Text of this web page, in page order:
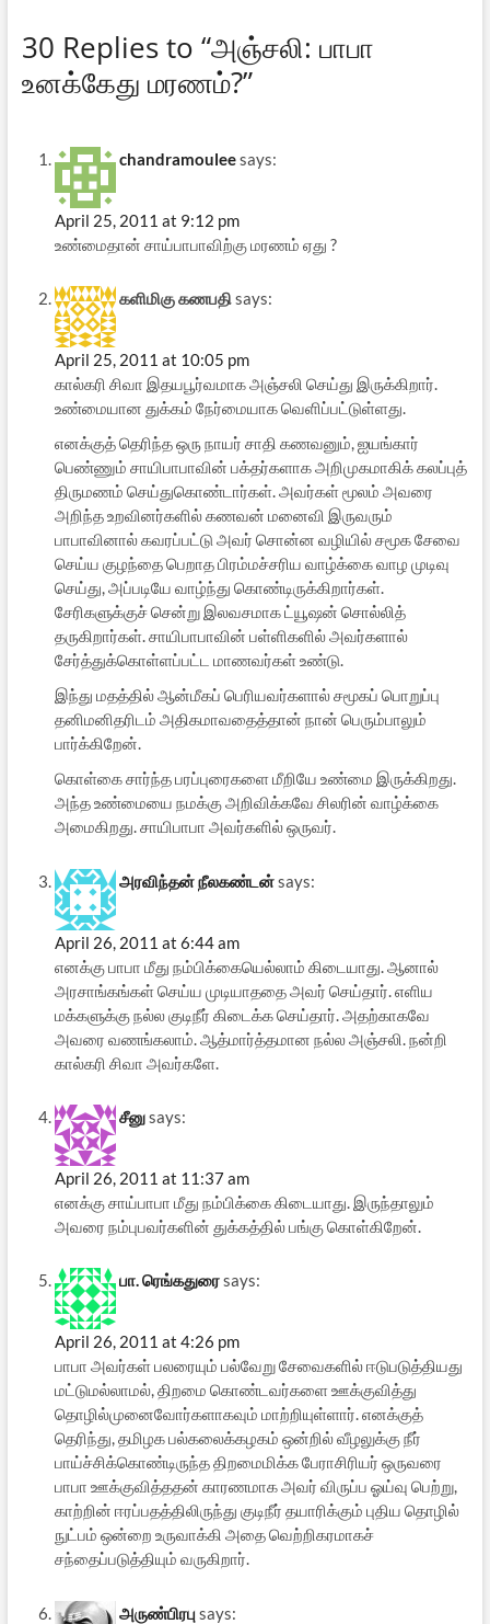
30 Replies to “அஞ்சலி: பாபா
உனக்கேது மரணம்?”
chandramouleesays:
April 25, 2011 at 9:12 pm
உண்மைதான் சாய்பாபாவிற்கு மரணம் ஏது ?
களிமிகு கணபதிsays:
April 25, 2011 at 10:05 pm
கால்கரி சிவா இதயபூர்வமாக அஞ்சலி செய்து இருக்கிறார்.
உண்மையான துக்கம் நேர்மையாக வெளிப்பட்டுள்ளது.
எனக்குத் தெரிந்த ஒரு நாயர் சாதி கணவனும், ஐயங்கார்
பெண்ணும் சாயிபாபாவின் பக்தர்களாக அறிமுகமாகிக் கலப்புத்
திருமணம் செய்துகொண்டார்கள். அவர்கள் மூலம் அவரை
அறிந்த உறவினர்களில் கணவன் மனைவி இருவரும்
பாபாவினால் கவரப்பட்டு அவர் சொன்ன வழியில் சமூக சேவை
செய்ய குழந்தை பெறாத பிரம்மச்சரிய வாழ்க்கை வாழ முடிவு
செய்து, அப்படியே வாழ்ந்து கொண்டிருக்கிறார்கள்.
சேரிகளுக்குச் சென்று இலவசமாக ட்யூஷன் சொல்லித்
தருகிறார்கள். சாயிபாபாவின் பள்ளிகளில் அவர்களால்
சேர்த்துக்கொள்ளப்பட்ட மாணவர்கள் உண்டு.
இந்து மதத்தில் ஆன்மீகப் பெரியவர்களால் சமூகப் பொறுப்பு
தனிமனிதரிடம் அதிகமாவதைத்தான் நான் பெரும்பாலும்
பார்க்கிறேன்.
கொள்கை சார்ந்த பரப்புரைகளை மீறியே உண்மை இருக்கிறது.
அந்த உண்மையை நமக்கு அறிவிக்கவே சிலரின் வாழ்க்கை
அமைகிறது. சாயிபாபா அவர்களில் ஒருவர்.
அரவிந்தன் நீலகண்டன்says:
April 26, 2011 at 6:44 am
எனக்கு பாபா மீது நம்பிக்கையெல்லாம் கிடையாது. ஆனால்
அரசாங்கங்கள் செய்ய முடியாததை அவர் செய்தார். எளிய
மக்களுக்கு நல்ல குடிநீர் கிடைக்க செய்தார். அதற்காகவே
அவரை வணங்கலாம். ஆத்மார்த்தமான நல்ல அஞ்சலி. நன்றி
கால்கரி சிவா அவர்களே.
சீனுsays:
April 26, 2011 at 11:37 am
எனக்கு சாய்பாபா மீது நம்பிக்கை கிடையாது. இருந்தாலும்
அவரை நம்புபவர்களின் துக்கத்தில் பங்கு கொள்கிறேன்.
பா. ரெங்கதுரைsays:
April 26, 2011 at 4:26 pm
பாபா அவர்கள் பலரையும் பல்வேறு சேவைகளில் ஈடுபடுத்தியது
மட்டுமல்லாமல், திறமை கொண்டவர்களை ஊக்குவித்து
தொழில்முனைவோர்களாகவும் மாற்றியுள்ளார். எனக்குத்
தெரிந்து, தமிழக பல்கலைக்கழகம் ஒன்றில் வீழலுக்கு நீர்
பாய்ச்சிக்கொண்டிருந்த திறமைமிக்க பேராசிரியர் ஒருவரை
பாபா ஊக்குவித்ததன் காரணமாக அவர் விருப்ப ஓய்வு பெற்று,
காற்றின் ஈரப்பதத்திலிருந்து குடிநீர் தயாரிக்கும் புதிய தொழில்
நுட்பம் ஒன்றை உருவாக்கி அதை வெற்றிகரமாகச்
சந்தைப்படுத்தியும் வருகிறார்.
அருண்பிரபு says: